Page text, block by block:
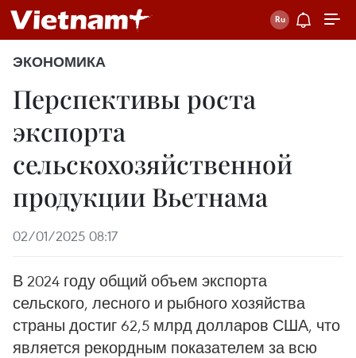
ЭКОНОМИКА
Перспективы роста
экспорта
сельскохозяйственной
продукции Вьетнама
02/01/2025 08:17
В 2024 году общий объем экспорта
сельского, лесного и рыбного хозяйства
страны достиг 62,5 млрд долларов США, что
является рекордным показателем за всю